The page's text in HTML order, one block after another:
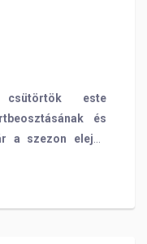
este
és
a szezon elején
mérkőzésen, 2-2-